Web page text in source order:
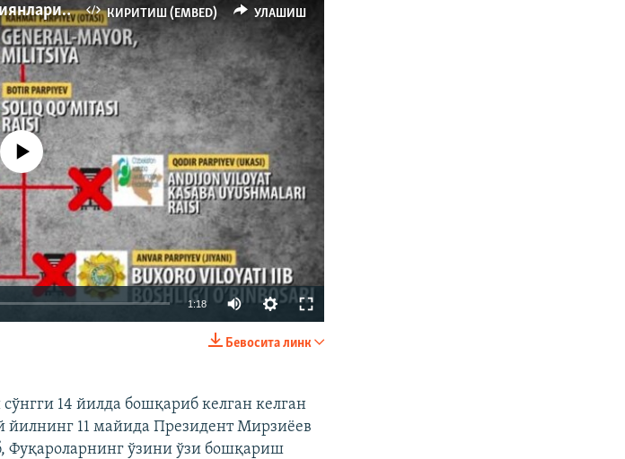
КИРИТИШ (EMBED) УЛАШИШ
Генерал Парпиевнинг полковник жиянларидан сўнг “профсоюз” укаси ва дипломат ўғли ишдан олинди
манба мавжуд эмас
1:18
Бевосита линк
14 йилда бошқариб келган келган
йилнинг 11 майида Президент Мирзиёев
Фуқароларнинг ўзини ўзи бошқариш